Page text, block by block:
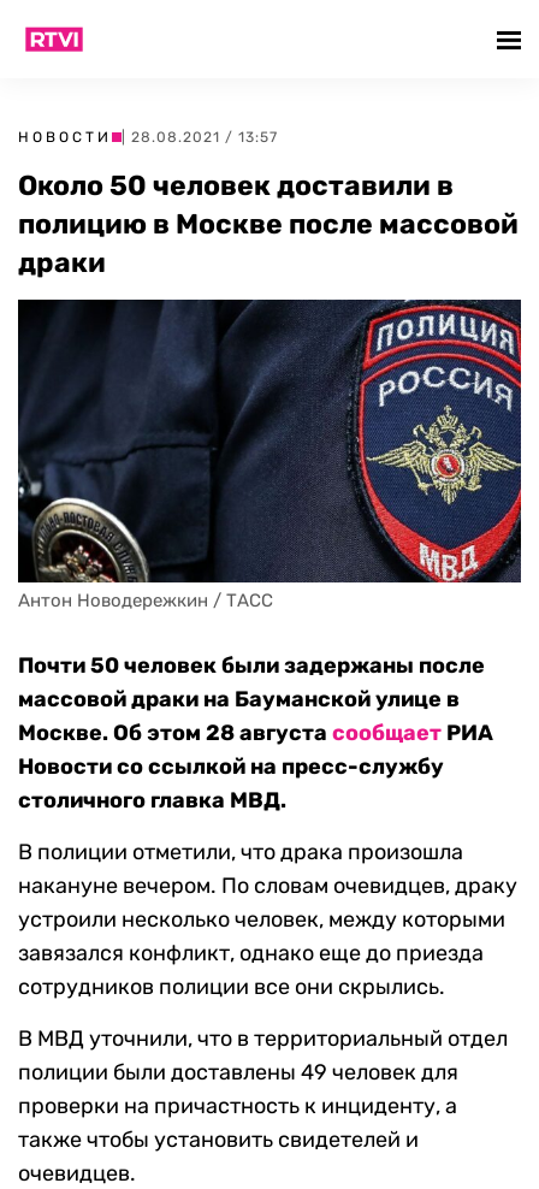
НОВОСТИ | 28.08.2021 / 13:57
Около 50 человек доставили в
полицию в Москве после массовой
драки
Антон Новодережкин / ТАСС
Почти 50 человек были задержаны после
массовой драки на Бауманской улице в
Москве. Об этом 28 августа сообщает РИА
Новости со ссылкой на пресс-службу
столичного главка МВД.
В полиции отметили, что драка произошла
накануне вечером. По словам очевидцев, драку
устроили несколько человек, между которыми
завязался конфликт, однако еще до приезда
сотрудников полиции все они скрылись.
В МВД уточнили, что в территориальный отдел
полиции были доставлены 49 человек для
проверки на причастность к инциденту, а
также чтобы установить свидетелей и
очевидцев.